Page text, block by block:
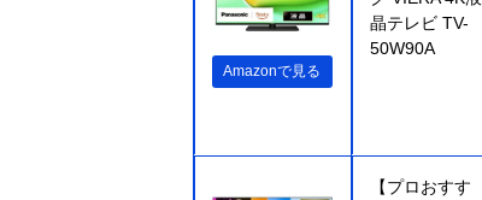
Amazonで見る
晶テレビ TV-
50W90A
【プロおすす